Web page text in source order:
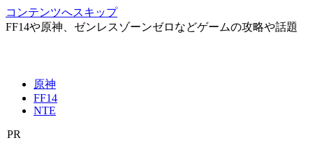
コンテンツへスキップ
FF14や原神、ゼンレスゾーンゼロなどゲームの攻略や話題
原神
FF14
NTE
PR